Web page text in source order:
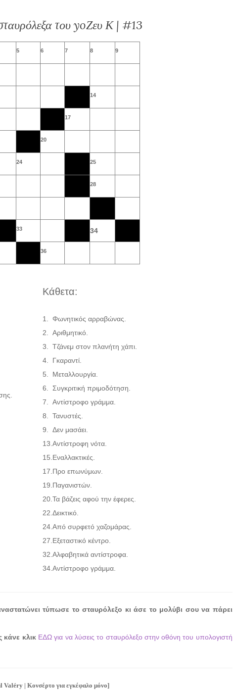
του yoΖευ Κ | #13
5 6 7 8 9
14
17
20
24 25
28
33 34
36
Κάθετα:
1.
Φωνητικός αρραβώνας.
2.
Αριθμητικό.
3.
Τζάνεμ στον πλανήτη χάπι.
4.
Γκαραντί.
5.
Μεταλλουργία.
6.
Συγκριτική πριμοδότηση.
7.
Αντίστροφο γράμμα.
8.
Τανυστές.
9.
Δεν μασάει.
13. Αντίστροφη νότα.
15. Εναλλακτικές.
17. Προ επωνύμων.
19. Παγανιστών.
20. Τα βάζεις αφού την έφερες.
22. Δεικτικό.
24. Από συρφετό χαζομάρας.
27. Εξεταστικό κέντρο.
32. Αλφαβητικά αντίστροφα.
34. Αντίστροφο γράμμα.
τύπωσε το σταυρόλεξο κι άσε το μολύβι σου να πάρει
κάνε κλικ ΕΔΩ για να λύσεις το σταυρόλεξο στην οθόνη του υπολογιστή
Valéry | Κονσέρτο για εγκέφαλο μόνο]